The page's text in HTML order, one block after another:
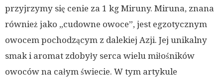
przyjrzymy się cenie za 1 kg Miruny. Miruna, znana
również jako „cudowne owoce”, jest egzotycznym
owocem pochodzącym z dalekiej Azji. Jej unikalny
smak i aromat zdobyły serca wielu miłośników
owoców na całym świecie. W tym artykule